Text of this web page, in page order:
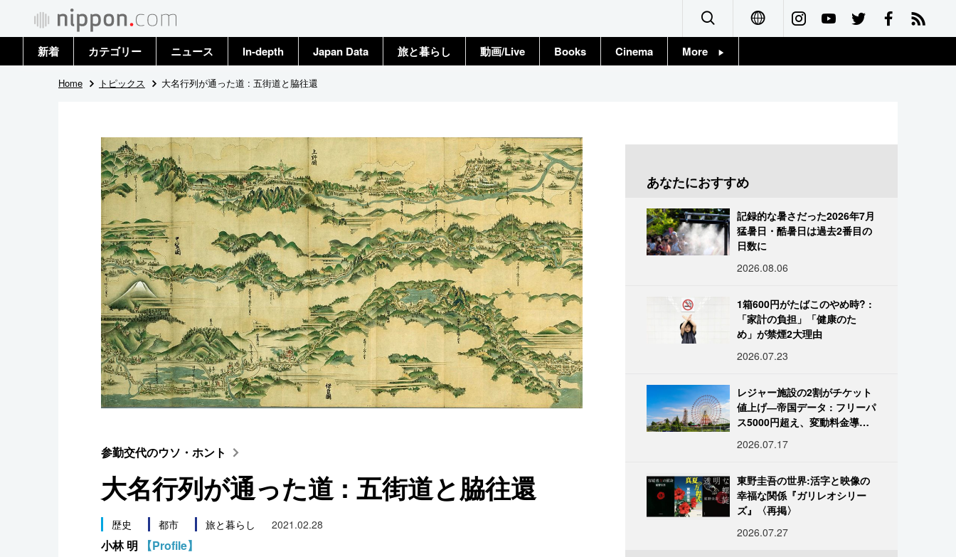
العربية
Русский
新着 カテゴリー
政治・外交
国際
社会
文化
科学・技術
暮らし
スポーツ・東京2020
ニュース
トップ
In-depth Japan Data 旅と暮らし 動画/Live Books Cinema More
東京
お知らせ
Home トピックス 大名行列が通った道 : 五街道と脇往還
参勤交代のウソ・ホント
大名行列が通った道 : 五街道と脇往還
歴史 都市 旅と暮らし 2021.02.28
小林 明 【Profile】
あなたにおすすめ
記録的な暑さだった2026年7月
猛暑日・酷暑日は過去2番目の
日数に
2026.08.06
1箱600円がたばこのやめ時? :
「家計の負担」「健康のた
め」が禁煙2大理由
2026.07.23
レジャー施設の2割がチケット
値上げ―帝国データ : フリーパ
ス5000円超え、変動料金導入
2026.07.17
東野圭吾の世界:活字と映像の
幸福な関係『ガリレオシリー
ズ』〈再掲〉
2026.07.27